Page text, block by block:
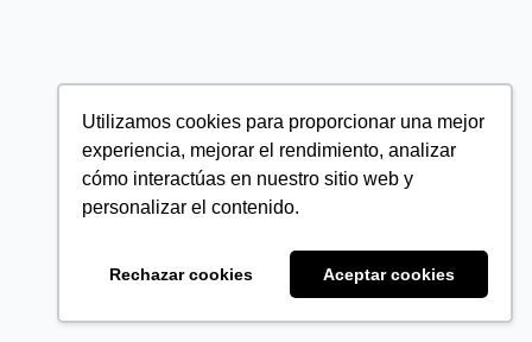
Utilizamos cookies para proporcionar una mejor
experiencia, mejorar el rendimiento, analizar
cómo interactúas en nuestro sitio web y
personalizar el contenido.
Rechazar cookies Aceptar cookies